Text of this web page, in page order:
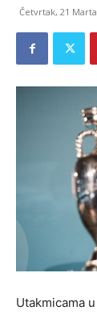
Četvrtak, 21
Utakmicama u